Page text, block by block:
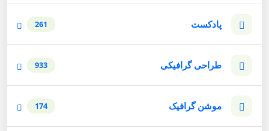
پادکست 261
طراحی گرافیکی 933
موشن گرافیک 174